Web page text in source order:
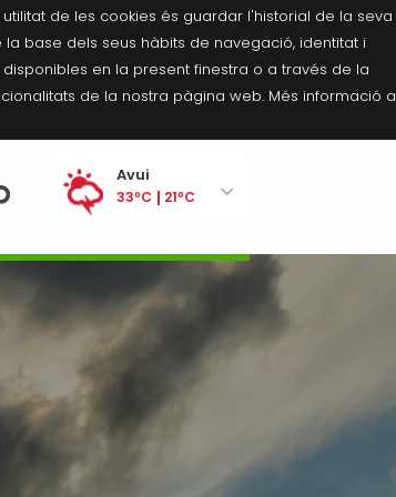
de les cookies és guardar l'historial de la seva
base dels seus hàbits de navegació, identitat i
en la present finestra o a través de la
de la nostra pàgina web. Més informació a
Avui
33ºC 21ºC
34ºC 21ºC
Dissabte
35ºC
20ºC